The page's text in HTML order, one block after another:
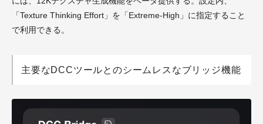
「Texture Thinking Effort」を「Extreme-High」に指定すること
で利用できる。
主要なDCCツールとのシームレスなブリッジ機能